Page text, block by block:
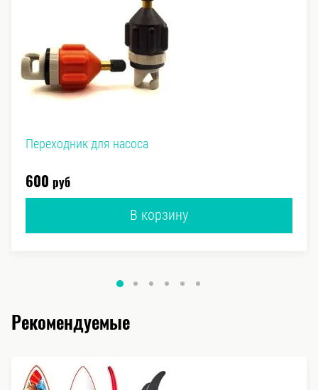
Переходник для насоса
600 руб
В корзину
Рекомендуемые